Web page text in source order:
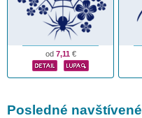
od 7,11€
Posledné navštívené